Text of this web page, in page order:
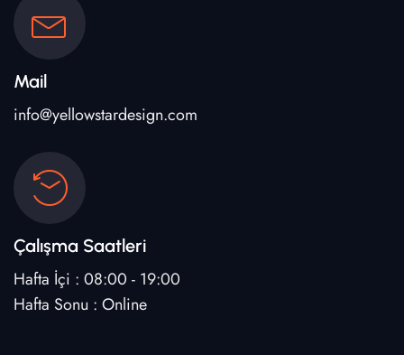
Mail
info@yellowstardesign.com
Çalışma Saatleri
Hafta İçi : 08:00 - 19:00
Hafta Sonu : Online